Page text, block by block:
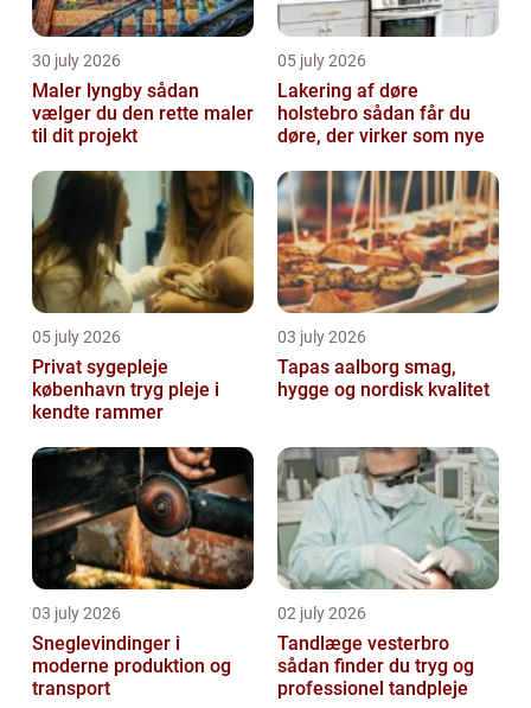
30 july 2026
Maler lyngby sådan
vælger du den rette maler
til dit projekt
05 july 2026
Lakering af døre
holstebro sådan får du
døre, der virker som nye
05 july 2026
Privat sygepleje
københavn tryg pleje i
kendte rammer
03 july 2026
Tapas aalborg smag,
hygge og nordisk kvalitet
03 july 2026
Sneglevindinger i
moderne produktion og
transport
02 july 2026
Tandlæge vesterbro
sådan finder du tryg og
professionel tandpleje